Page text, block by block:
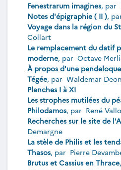
Fenestrarum imagines, par
Notes d'épigraphie ( II ),
Voyage dans la région du
Collart
Le remplacement du datif
moderne, par Octave
À propos d'une
Tégée, par Waldemar
Planches I à XI
Les strophes mutilées du
Philodamos, par René
Recherches sur le site de
Demargne
La stèle de Philis et les
Thasos, par Pierre
Brutus et Cassius en Thrace